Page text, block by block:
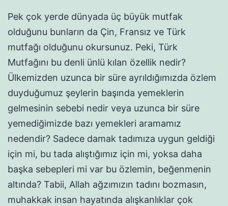
Pek çok yerde dünyada üç büyük mutfak
olduğunu bunların da Çin, Fransız ve Türk
mutfağı olduğunu okursunuz. Peki, Türk
Mutfağını bu denli ünlü kılan özellik nedir?
Ülkemizden uzunca bir süre ayrıldığımızda özlem
duyduğumuz şeylerin başında yemeklerin
gelmesinin sebebi nedir veya uzunca bir süre
yemediğimizde bazı yemekleri aramamız
nedendir? Sadece damak tadımıza uygun geldiği
için mi, bu tada alıştığımız için mi, yoksa daha
başka sebepleri mi var bu özlemin, beğenmenin
altında? Tabii, Allah ağzımızın tadını bozmasın,
muhakkak insan hayatında alışkanlıklar çok